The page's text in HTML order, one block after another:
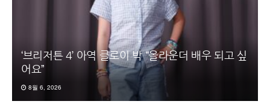
‘브리저튼 4’ 아역 클로이 박 “올라운더 배우 되고 싶
어요”
8월 6, 2026